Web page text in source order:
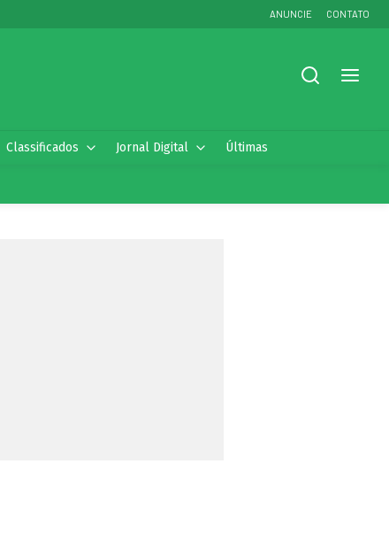
ANUNCIE CONTATO
Classificados Jornal Digital Últimas